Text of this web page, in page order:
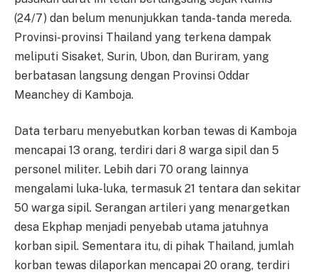
(24/7) dan belum menunjukkan tanda-tanda mereda.
Provinsi-provinsi Thailand yang terkena dampak
meliputi Sisaket, Surin, Ubon, dan Buriram, yang
berbatasan langsung dengan Provinsi Oddar
Meanchey di Kamboja.
Data terbaru menyebutkan korban tewas di Kamboja
mencapai 13 orang, terdiri dari 8 warga sipil dan 5
personel militer. Lebih dari 70 orang lainnya
mengalami luka-luka, termasuk 21 tentara dan sekitar
50 warga sipil. Serangan artileri yang menargetkan
desa Ekphap menjadi penyebab utama jatuhnya
korban sipil. Sementara itu, di pihak Thailand, jumlah
korban tewas dilaporkan mencapai 20 orang, terdiri